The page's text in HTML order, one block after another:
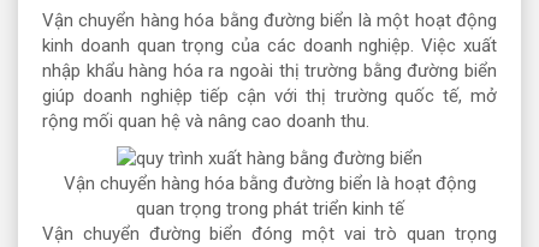
Vận chuyển hàng hóa bằng đường biển là một hoạt động
kinh doanh quan trọng của các doanh nghiệp. Việc xuất
nhập khẩu hàng hóa ra ngoài thị trường bằng đường biển
giúp doanh nghiệp tiếp cận với thị trường quốc tế, mở
rộng mối quan hệ và nâng cao doanh thu.
Vận chuyển hàng hóa bằng đường biển là hoạt động
quan trọng trong phát triển kinh tế
Vận chuyển đường biển đóng một vai trò quan trọng